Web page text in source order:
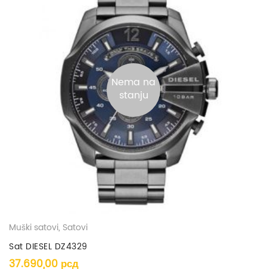
Nema na
stanju
Muški satovi, Satovi
Sat DIESEL DZ4329
37.690,00 рсд